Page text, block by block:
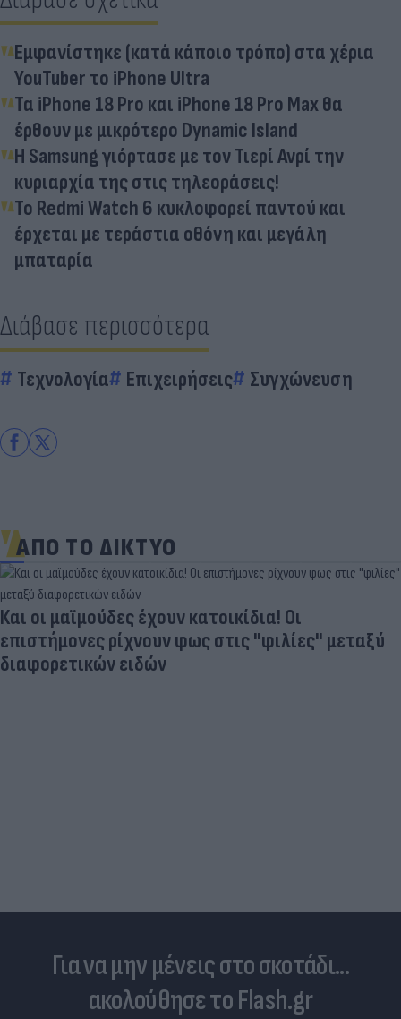
Εμφανίστηκε (κατά κάποιο τρόπο) στα χέρια
YouTuber το iPhone Ultra
Τα iPhone 18 Pro και iPhone 18 Pro Max θα
έρθουν με μικρότερο Dynamic Island
Η Samsung γιόρτασε με τον Τιερί Ανρί την
κυριαρχία της στις τηλεοράσεις!
Το Redmi Watch 6 κυκλοφορεί παντού και
έρχεται με τεράστια οθόνη και μεγάλη
μπαταρία
Διάβασε περισσότερα
Τεχνολογία Επιχειρήσεις Συγχώνευση
ΑΠΟ ΤΟ ΔΙΚΤΥΟ
Και οι μαϊμούδες έχουν κατοικίδια! Οι
επιστήμονες ρίχνουν φως στις "φιλίες" μεταξύ
διαφορετικών ειδών
Για να μην μένεις στο σκοτάδι...
ακολούθησε το Flash.gr